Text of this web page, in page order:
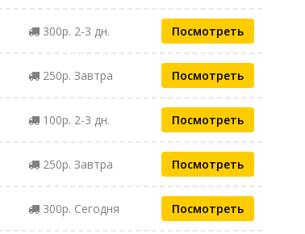
300р. 2-3 дн. Посмотреть
250р. Завтра Посмотреть
100р. 2-3 дн. Посмотреть
250р. Завтра Посмотреть
300р. Сегодня Посмотреть